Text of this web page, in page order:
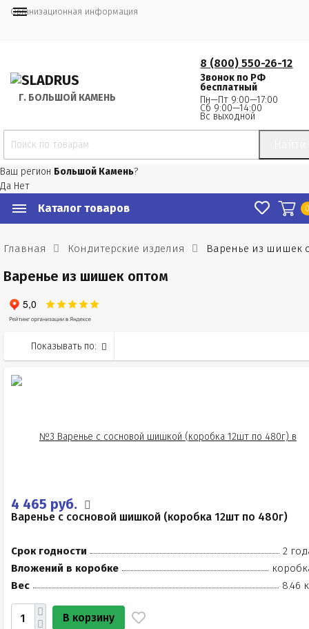
Организационная информация
Г. БОЛЬШОЙ КАМЕНЬ
8 (800) 550-26-12
Звонок по РФ
бесплатный
Пн—Пт 9:00—17:00
Сб 9:00—14:00
Вс выходной
Ваш регион Большой Камень?
Да Нет
Каталог товаров
Главная Кондитерские изделия Варенье из шишек
Варенье из шишек оптом
Показывать по:
4 465 руб.
Варенье с сосновой шишкой (коробка 12шт по 480г)
Срок годности
2
Вложений в коробке
Вес
8.46
В корзину